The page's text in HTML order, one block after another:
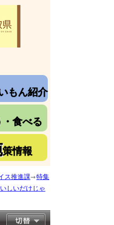
もん紹介
・食べる
策情報
ス推進課
特集
しいだけじゃ